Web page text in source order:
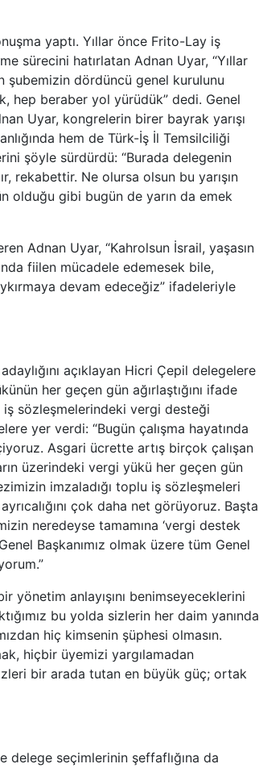
yaptı. Yıllar önce Frito-Lay iş
sürecini hatırlatan Adnan Uyar, “Yıllar
şubemizin dördüncü genel kurulunu
hep beraber yol yürüdük” dedi. Genel
Uyar, kongrelerin birer bayrak yarışı
hem de Türk-İş İl Temsilciliği
şöyle sürdürdü: “Burada delegenin
rekabettir. Ne olursa olsun bu yarışın
olduğu gibi bugün de yarın da emek
Adnan Uyar, “Kahrolsun İsrail, yaşasın
fiilen mücadele edemesek bile,
devam edeceğiz” ifadeleriyle
açıklayan Hicri Çepil delegelere
her geçen gün ağırlaştığını ifade
iş sözleşmelerindeki vergi desteği
yer verdi: “Bugün çalışma hayatında
Asgari ücrette artış birçok çalışan
üzerindeki vergi yükü her geçen gün
imzaladığı toplu iş sözleşmeleri
ayrıcalığını çok daha net görüyoruz. Başta
neredeyse tamamına ‘vergi destek
Başkanımız olmak üzere tüm Genel
anlayışını benimseyeceklerini
bu yolda sizlerin her daim yanında
hiç kimsenin şüphesi olmasın.
hiçbir üyemizi yargılamadan
bir arada tutan en büyük güç; ortak
seçimlerinin şeffaflığına da